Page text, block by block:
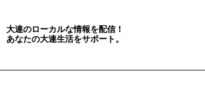
大連のローカルな情報を配信！
あなたの大連生活をサポート。